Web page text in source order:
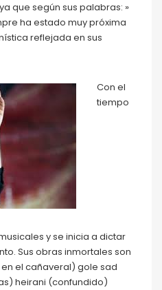
que según sus palabras: »
ha estado muy próxima
reflejada en sus
Con el
tiempo
y se inicia a dictar
Sus obras inmortales son
el cañaveral) gole sad
heirani (confundido)